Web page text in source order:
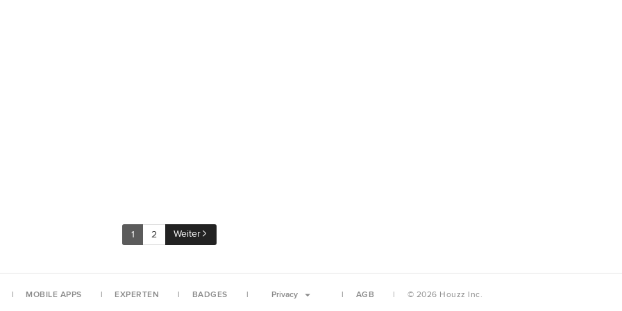
1 2 Weiter
MOBILE APPS EXPERTEN BADGES Privacy AGB © 2026 Houzz Inc.